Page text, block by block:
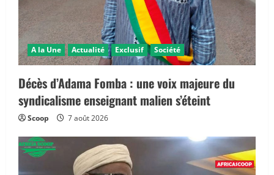
A la Une Actualité Exclusif Société
Décès d’Adama Fomba : une voix majeure du
syndicalisme enseignant malien s’éteint
Scoop 7 août 2026